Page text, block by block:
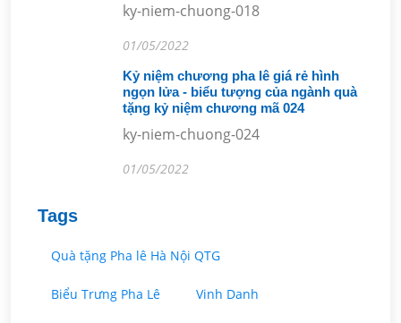
ky-niem-chuong-018
01/05/2022
Kỷ niệm chương pha lê giá rẻ hình
ngọn lửa - biểu tượng của ngành quà
tặng kỷ niệm chương mã 024
ky-niem-chuong-024
01/05/2022
Tags
Quà tặng Pha lê Hà Nội QTG
Biểu Trưng Pha Lê Vinh Danh